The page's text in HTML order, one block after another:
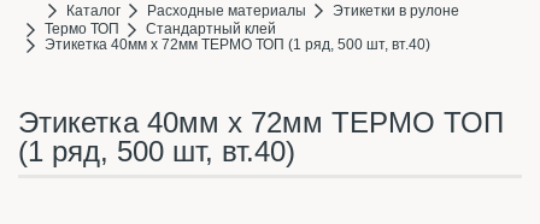
Каталог Расходные материалы
Этикетки в рулоне
Термо ТОП
Стандартный клей
Этикетка 40мм х 72мм ТЕРМО ТОП (1 ряд, 500 шт, вт.40)
Этикетка 40мм х 72мм ТЕРМО ТОП
(1 ряд, 500 шт, вт.40)